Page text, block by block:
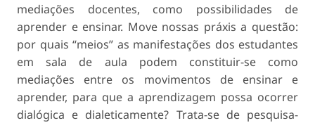
mediações docentes, como possibilidades de
aprender e ensinar. Move nossas práxis a questão:
por quais “meios” as manifestações dos estudantes
em sala de aula podem constituir-se como
mediações entre os movimentos de ensi­nar e
aprender, para que a aprendizagem possa ocorrer
dialógica e dialeticamente? Trata-se de pesquisa-